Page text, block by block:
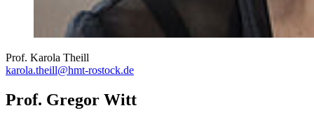
Prof. Karola Theill
karola.theill@hmt-rostock.de
Prof. Gregor Witt